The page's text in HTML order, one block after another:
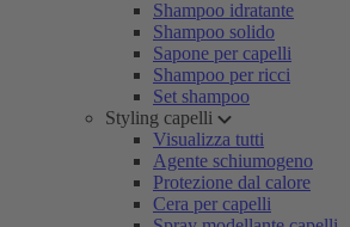
Shampoo idratante
Shampoo solido
Sapone per capelli
Shampoo per ricci
Set shampoo
Styling capelli
Visualizza tutti
Agente schiumogeno
Protezione dal calore
Cera per capelli